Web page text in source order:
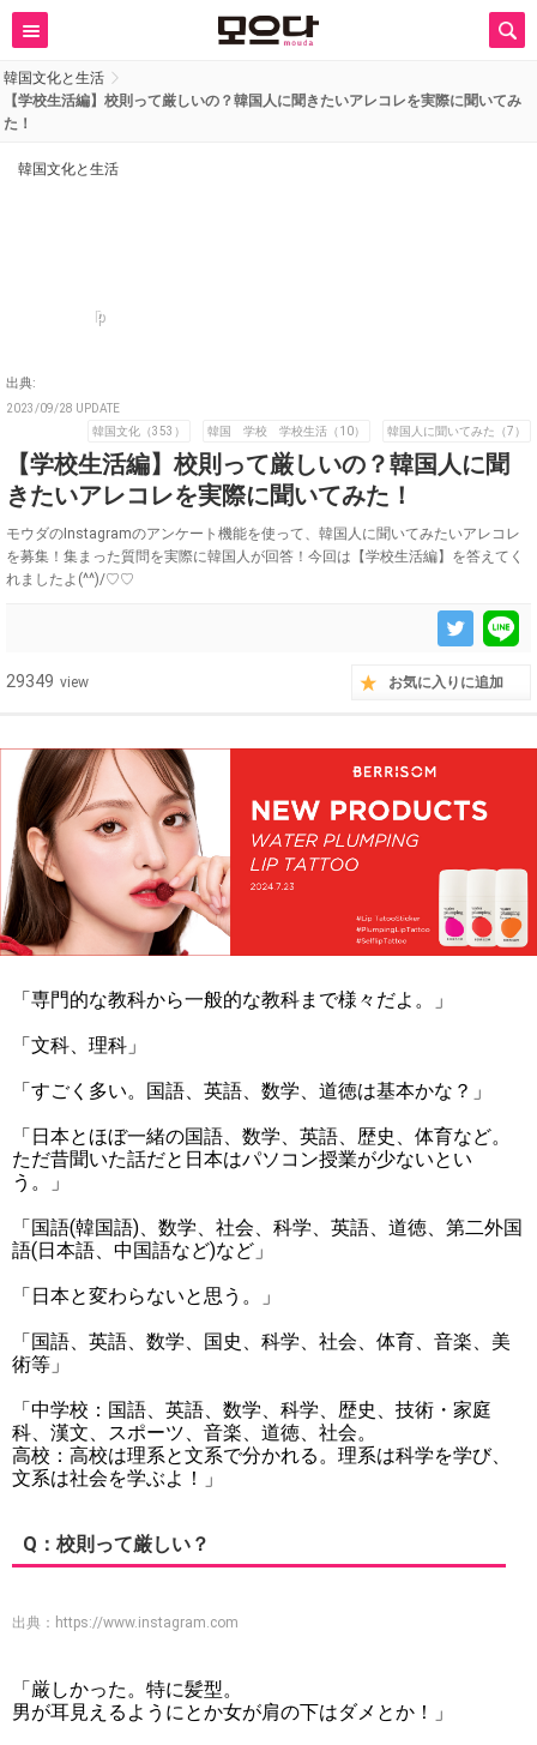
韓国文化と生活
【学校生活編】校則って厳しいの？韓国人に聞きたいアレコレを実際に聞いてみ
た！
韓国文化と生活
p
出典:
2023/09/28 UPDATE
韓国文化（353）
韓国 学校 学校生活（10） 韓国人に聞いてみた（7）
【学校生活編】校則って厳しいの？韓国人に聞
きたいアレコレを実際に聞いてみた！
モウダのInstagramのアンケート機能を使って、韓国人に聞いてみたいアレコレ
を募集！集まった質問を実際に韓国人が回答！今回は【学校生活編】を答えてく
れましたよ(^^)/♡♡
29349 view お気に入りに追加
「専門的な教科から一般的な教科まで様々だよ。」
「文科、理科」
「すごく多い。国語、英語、数学、道徳は基本かな？」
「日本とほぼ一緒の国語、数学、英語、歴史、体育など。
ただ昔聞いた話だと日本はパソコン授業が少ないとい
う。」
「国語(韓国語)、数学、社会、科学、英語、道徳、第二外国
語(日本語、中国語など)など」
「日本と変わらないと思う。」
「国語、英語、数学、国史、科学、社会、体育、音楽、美
術等」
「中学校：国語、英語、数学、科学、歴史、技術・家庭
科、漢文、スポーツ、音楽、道徳、社会。
高校：高校は理系と文系で分かれる。理系は科学を学び、
文系は社会を学ぶよ！」
Q：校則って厳しい？
出典： https://www.instagram.com
「厳しかった。特に髪型。
男が耳見えるようにとか女が肩の下はダメとか！」